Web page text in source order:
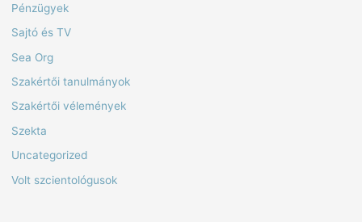
Pénzügyek
Sajtó és TV
Sea Org
Szakértői tanulmányok
Szakértői vélemények
Szekta
Uncategorized
Volt szcientológusok